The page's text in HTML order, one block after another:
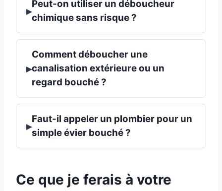
▸
Peut-on utiliser un déboucheur
chimique sans risque ?
▸
Comment déboucher une
canalisation extérieure ou un
regard bouché ?
▸
Faut-il appeler un plombier pour un
simple évier bouché ?
Ce que je ferais à votre